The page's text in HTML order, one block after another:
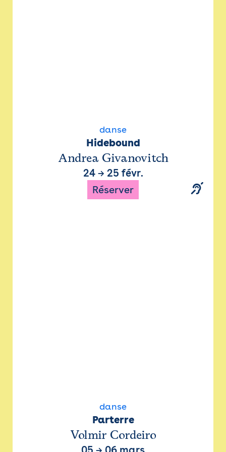
danse
Hidebound
Andrea Givanovitch
24→ 25 févr.
Réserver
danse
Parterre
Volmir Cordeiro